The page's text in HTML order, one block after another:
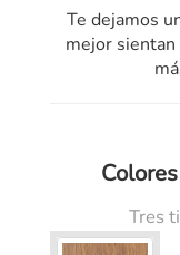
Te dejamos
mejor
Tres